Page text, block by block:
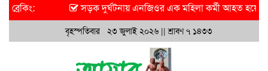
ব্রেকিং:সড়ক দুর্ঘটনায় এনজিওর এক মহিলা কর্মী আহত হয়েছে ইরান-
বৃহস্পতিবার ২৩ জুলাই ২০২৬ || শ্রাবণ ৭ ১৪৩৩